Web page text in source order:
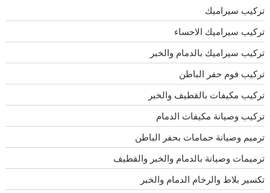
تركيب سيراميك
تركيب سيراميك الاحساء
تركيب سيراميك بالدمام والخبر
تركيب فوم حفر الباطن
تركيب مكيفات بالقطيف والخبر
تركيب وصيانة مكيفات الدمام
ترميم وصيانة حمامات بحفر الباطن
ترميمات وصيانة بالدمام والخبر والقطيف
تكسير بلاط والرخام الدمام والخبر